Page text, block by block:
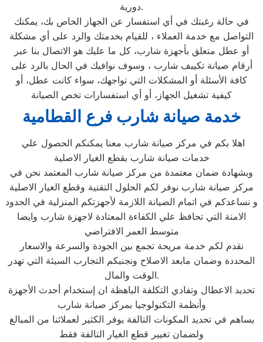
دورية.
في حالة رغبتك في أي استفسار عن الجهاز الخاص بك، يمكنك
التواصل مع خدمة العملاء ، للقيام بخدمتك والرد على أي مشكلة
أو عطل متعلق بأجهزة شارب، كل ما عليك هو الاتصال بنا عبر
أرقام صيانة تكييف شارب ، وسوف نوافيك في الحال بالرد على
كافة الأسئلة أو المشكلات التي تواجهك، سواء كانت عطل، أو
كيفية تشغيل الجهاز، أو أي استفسارات تخص الصيانة
خدمة صيانة شارب فرع القطامية
خدمات صيانة شارب بقطع الغيار الاصلية
وبشهادة ضمان معتمدة من مركز صيانة شارب المعتمد نحن في
مركز صيانة شارب نوفر لكم الحلول التقنية وقطع الغيار الاصلية
و نساعدكم في اتمام الصيانة اللازمة لأجهزتكم المنزلية في الحدود
الامنة التي تحافظ علي الكفاءة المعتادة لاجهزة شارب وايضا
متوسط العمر الافتراضي
نقدم لكم خدمة مريحة تجمع بين الجودة والسرعة والاسعار
المحددة وضمان مابعد الاصلاح ونجنبكم التجارب السيئة التي تهدر
الوقت والمال.
تحديد الاعطال وتفادي التكلفة الباهظة ان إستخدام أحدث الأجهزة
وأنظمة التكنولوجيا بمركز صيانة شارب
يساهم في تحديد المكونات التالفة يوفر الكثير لعملائنا من المبالغ
ولضمان تغيير قطع الغيار التالفة فقط